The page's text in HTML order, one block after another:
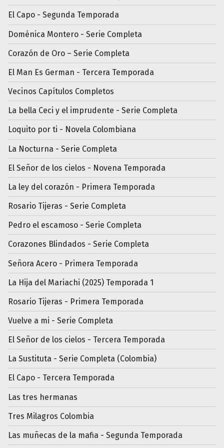
El Capo - Segunda Temporada
Doménica Montero - Serie Completa
Corazón de Oro – Serie Completa
El Man Es German - Tercera Temporada
Vecinos Capítulos Completos
La bella Ceci y el imprudente - Serie Completa
Loquito por ti - Novela Colombiana
La Nocturna - Serie Completa
El Señor de los cielos - Novena Temporada
La ley del corazón - Primera Temporada
Rosario Tijeras - Serie Completa
Pedro el escamoso - Serie Completa
Corazones Blindados - Serie Completa
Señora Acero - Primera Temporada
La Hija del Mariachi (2025) Temporada 1
Rosario Tijeras - Primera Temporada
Vuelve a mi - Serie Completa
El Señor de los cielos - Tercera Temporada
La Sustituta - Serie Completa (Colombia)
El Capo - Tercera Temporada
Las tres hermanas
Tres Milagros Colombia
Las muñecas de la mafia - Segunda Temporada